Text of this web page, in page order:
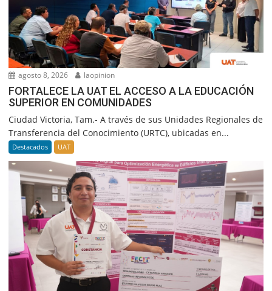
agosto 8, 2026 laopinion
FORTALECE LA UAT EL ACCESO A LA EDUCACIÓN
SUPERIOR EN COMUNIDADES
Ciudad Victoria, Tam.- A través de sus Unidades Regionales de
Transferencia del Conocimiento (URTC), ubicadas en...
Destacados UAT